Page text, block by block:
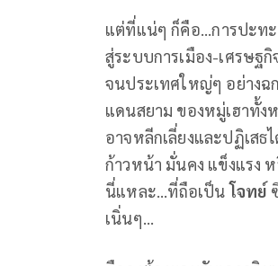
แต่ที่แน่ๆ ก็คือ...การปะท
สู่ระบบการเมือง-เศรษฐ
จนประเทศใหญ่ๆ อย่างฉ
แดนสยาม ของหมู่เฮาทั้
อาจหลีกเลี่ยงและปฏิเสธ
ก้าวหน้า มั่นคง แข็งแรง
นี่แหละ...ที่ถือเป็นโจทย์
เนิ่นๆ...